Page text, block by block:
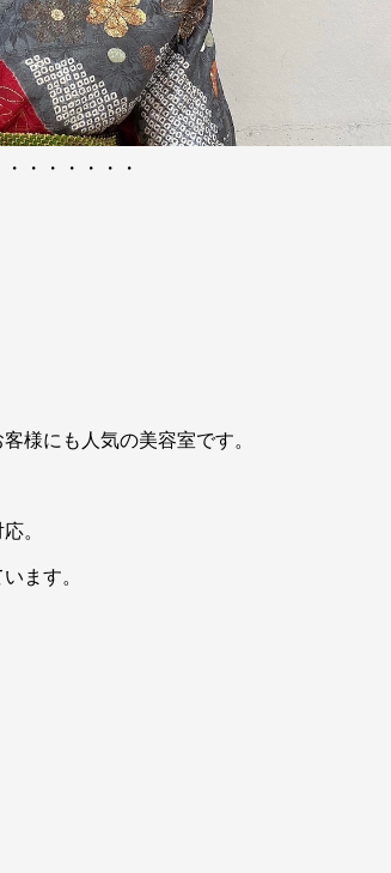
・・・・・・
様にも人気の美容室です。
。
ます。